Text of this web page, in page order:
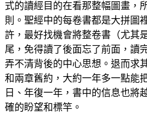
式的讀經目的在看那整幅圖畫，
則。聖經中的每卷書都是大拼圖
許，最好找機會將整卷書（尤其
尾，免得讀了後面忘了前面，讀
弄不清背後的中心思想。退而求
和兩章舊約，大約一年多一點能
日、年復一年，書中的信息也將
確的盼望和標竿。